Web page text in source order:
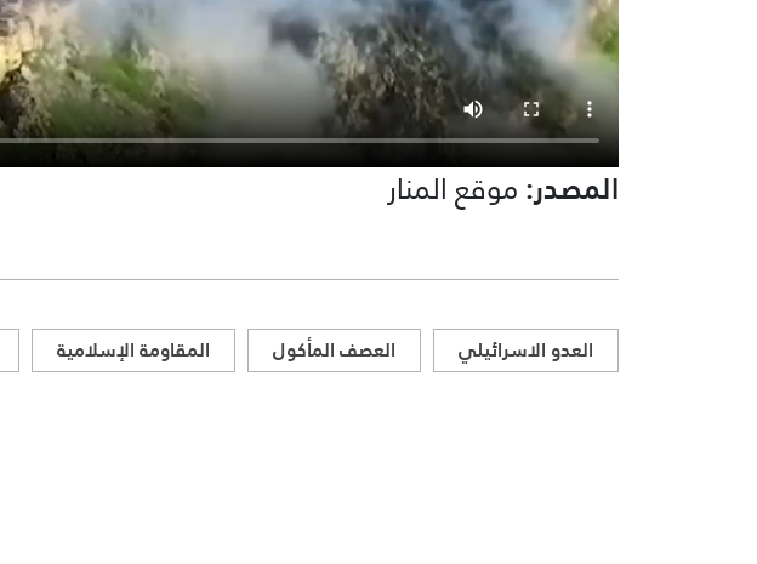
المصدر:موقع المنار
العدو الاسرائيلي العصف المأكول المقاومة الإسلامية